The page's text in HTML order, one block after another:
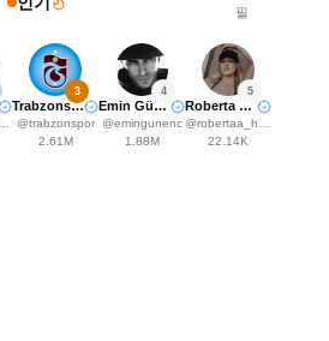
필
3
Trabzonspor
@trabzonspor
2.61M
4
Emin Günenç
@emingunenc
1.88M
5
Roberta Haas
@robertaa_haas
22.14K